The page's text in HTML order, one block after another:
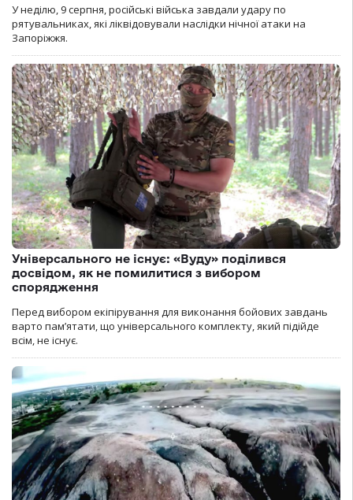
У неділю, 9 серпня, російські війська завдали удару по
рятувальниках, які ліквідовували наслідки нічної атаки на
Запоріжжя.
Універсального не існує: «Вуду» поділився
досвідом, як не помилитися з вибором
спорядження
Перед вибором екіпірування для виконання бойових завдань
варто пам’ятати, що універсального комплекту, який підійде
всім, не існує.